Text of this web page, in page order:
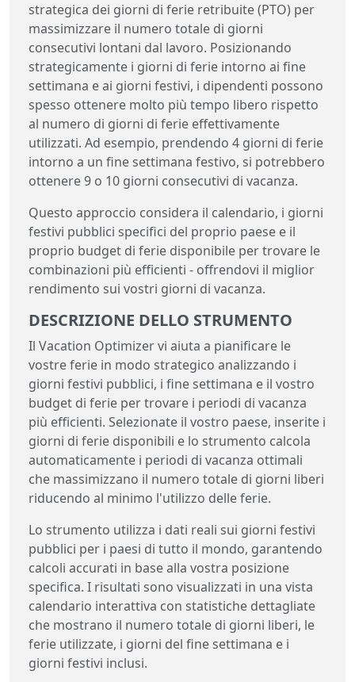
strategica dei giorni di ferie retribuite (PTO) per
massimizzare il numero totale di giorni
consecutivi lontani dal lavoro. Posizionando
strategicamente i giorni di ferie intorno ai fine
settimana e ai giorni festivi, i dipendenti possono
spesso ottenere molto più tempo libero rispetto
al numero di giorni di ferie effettivamente
utilizzati. Ad esempio, prendendo 4 giorni di ferie
intorno a un fine settimana festivo, si potrebbero
ottenere 9 o 10 giorni consecutivi di vacanza.
Questo approccio considera il calendario, i giorni
festivi pubblici specifici del proprio paese e il
proprio budget di ferie disponibile per trovare le
combinazioni più efficienti - offrendovi il miglior
rendimento sui vostri giorni di vacanza.
DESCRIZIONE DELLO STRUMENTO
Il Vacation Optimizer vi aiuta a pianificare le
vostre ferie in modo strategico analizzando i
giorni festivi pubblici, i fine settimana e il vostro
budget di ferie per trovare i periodi di vacanza
più efficienti. Selezionate il vostro paese, inserite i
giorni di ferie disponibili e lo strumento calcola
automaticamente i periodi di vacanza ottimali
che massimizzano il numero totale di giorni liberi
riducendo al minimo l'utilizzo delle ferie.
Lo strumento utilizza i dati reali sui giorni festivi
pubblici per i paesi di tutto il mondo, garantendo
calcoli accurati in base alla vostra posizione
specifica. I risultati sono visualizzati in una vista
calendario interattiva con statistiche dettagliate
che mostrano il numero totale di giorni liberi, le
ferie utilizzate, i giorni del fine settimana e i
giorni festivi inclusi.